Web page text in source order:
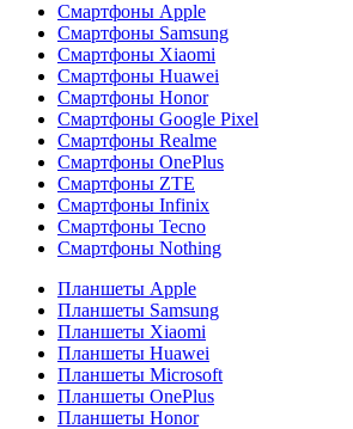
Смартфоны Apple
Смартфоны Samsung
Смартфоны Xiaomi
Смартфоны Huawei
Смартфоны Honor
Смартфоны Google Pixel
Смартфоны Realme
Смартфоны OnePlus
Смартфоны ZTE
Смартфоны Infinix
Смартфоны Tecno
Смартфоны Nothing
Планшеты Apple
Планшеты Samsung
Планшеты Xiaomi
Планшеты Huawei
Планшеты Microsoft
Планшеты OnePlus
Планшеты Honor